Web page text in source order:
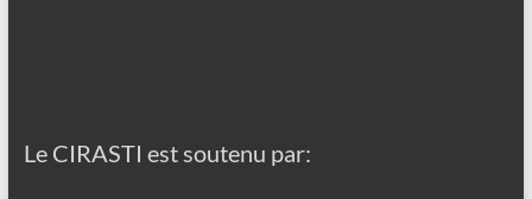
Le CIRASTI est soutenu par: